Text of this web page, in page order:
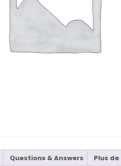
Questions & Answers Plus